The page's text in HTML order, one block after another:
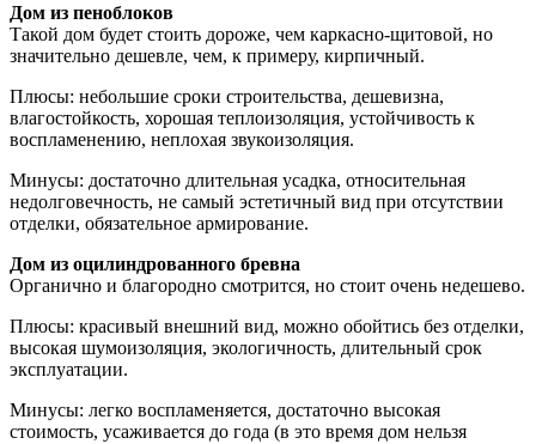
Дом из пеноблоков
Такой дом будет стоить дороже, чем каркасно-щитовой, но
значительно дешевле, чем, к примеру, кирпичный.
Плюсы: небольшие сроки строительства, дешевизна,
влагостойкость, хорошая теплоизоляция, устойчивость к
воспламенению, неплохая звукоизоляция.
Минусы: достаточно длительная усадка, относительная
недолговечность, не самый эстетичный вид при отсутствии
отделки, обязательное армирование.
Дом из оцилиндрованного бревна
Органично и благородно смотрится, но стоит очень недешево.
Плюсы: красивый внешний вид, можно обойтись без отделки,
высокая шумоизоляция, экологичность, длительный срок
эксплуатации.
Минусы: легко воспламеняется, достаточно высокая
стоимость, усаживается до года (в это время дом нельзя